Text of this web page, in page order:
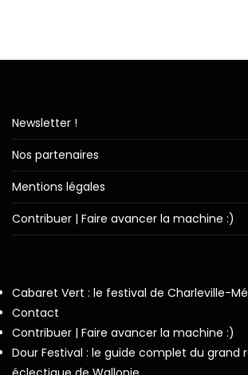
Newsletter !
Nos partenaires
Mentions légales
Contribuer | Faire avancer la machine :)
Cabaret Vert : le festival de Charleville-
Contact
Contribuer | Faire avancer la machine :)
Dour Festival : le guide complet du grand